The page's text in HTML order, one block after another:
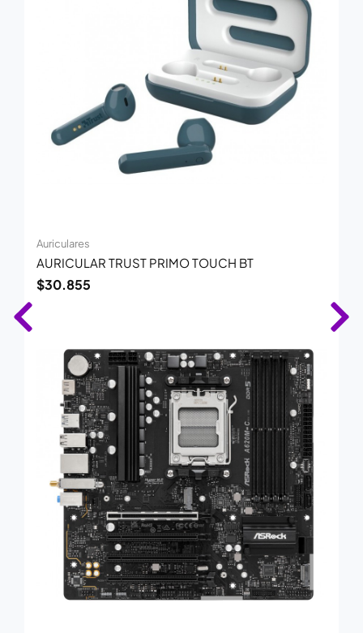
Auriculares
AURICULAR TRUST PRIMO TOUCH BT
$30.855